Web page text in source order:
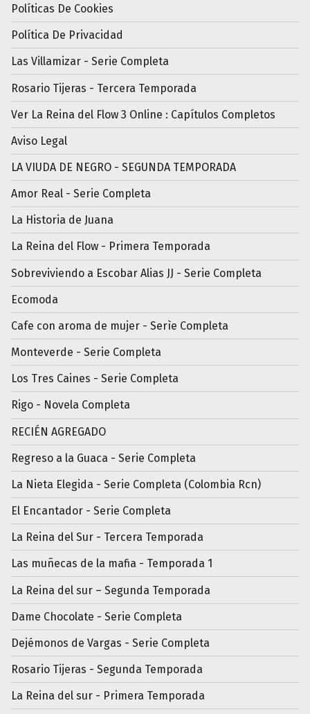
Políticas De Cookies
Política De Privacidad
Las Villamizar - Serie Completa
Rosario Tijeras - Tercera Temporada
Ver La Reina del Flow 3 Online : Capítulos Completos
Aviso Legal
LA VIUDA DE NEGRO - SEGUNDA TEMPORADA
Amor Real - Serie Completa
La Historia de Juana
La Reina del Flow - Primera Temporada
Sobreviviendo a Escobar Alias JJ - Serie Completa
Ecomoda
Cafe con aroma de mujer - Serìe Completa
Monteverde - Serie Completa
Los Tres Caines - Serie Completa
Rigo - Novela Completa
RECIÉN AGREGADO
Regreso a la Guaca - Serie Completa
La Nieta Elegida - Serie Completa (Colombia Rcn)
El Encantador - Serie Completa
La Reina del Sur - Tercera Temporada
Las muñecas de la mafia - Temporada 1
La Reina del sur – Segunda Temporada
Dame Chocolate - Serie Completa
Dejémonos de Vargas - Serie Completa
Rosario Tijeras - Segunda Temporada
La Reina del sur - Primera Temporada